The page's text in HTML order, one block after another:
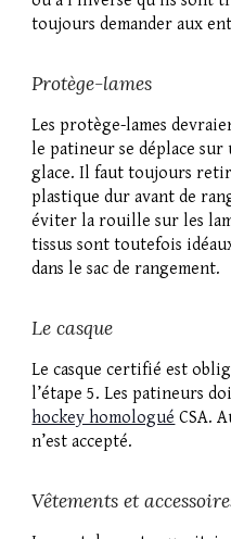
toujoursdemander aux
Protège-lames
Les protège-lames
le patineur se déplace sur
glace. Il faut toujours
plastique dur avant de
éviter la rouille sur les
tissus sont toutefois
dans le sac de rangement.
Le casque
Le casque certifié est
l’étape 5. Les patineurs
hockey homologué CSA.
n’est accepté.
Vêtements et